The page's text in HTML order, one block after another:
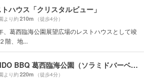
ハウス「クリスタルビュー」
より約210m （徒歩4分）
、葛西臨海公園展望広場のレストハウスとして竣
階、地...
SORAMIDO BBQ 葛西臨海公園（ソラミドバーベキュー）
より約220m （徒歩4分）